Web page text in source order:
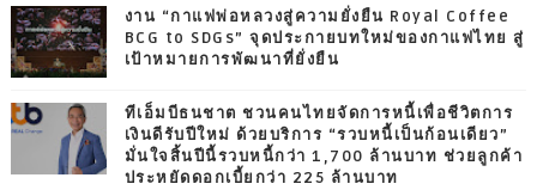
งาน “กาแฟพ่อหลวงสู่ความยั่งยืน Royal Coffee
BCG to SDGs” จุดประกายบทใหม่ของกาแฟไทย สู่
เป้าหมายการพัฒนาที่ยั่งยืน
ทีเอ็มบีธนชาต ชวนคนไทยจัดการหนี้เพื่อชีวิตการ
เงินดีรับปีใหม่ ด้วยบริการ “รวบหนี้เป็นก้อนเดียว”
มั่นใจสิ้นปีนี้รวบหนี้กว่า 1,700 ล้านบาท ช่วยลูกค้า
ประหยัดดอกเบี้ยกว่า 225 ล้านบาท